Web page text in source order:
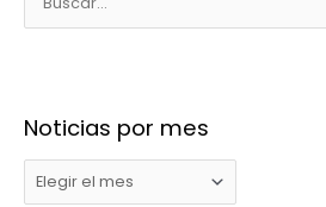
a
r
Noticias por mes
a